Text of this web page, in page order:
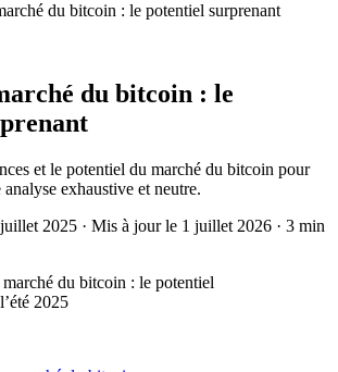
du bitcoin : le potentiel surprenant
du bitcoin : le
et le potentiel du marché du bitcoin pour
exhaustive et neutre.
2025 · Mis à jour le 1 juillet 2026 · 3 min